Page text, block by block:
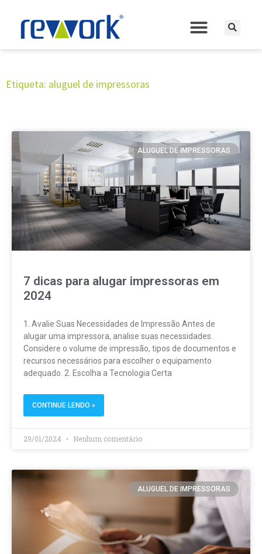
Etiqueta: aluguel de impressoras
ALUGUEL DE IMPRESSORAS
7 dicas para alugar impressoras em
2024
1. Avalie Suas Necessidades de Impressão Antes de
alugar uma impressora, analise suas necessidades.
Considere o volume de impressão, tipos de documentos e
recursos necessários para escolher o equipamento
adequado. 2. Escolha a Tecnologia Certa
CONTINUE LENDO »
29/01/2024 Nenhum comentário
ALUGUEL DE IMPRESSORAS